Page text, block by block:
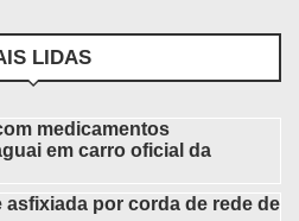
LIDAS
medicamentos
em carro oficial da
asfixiada por corda de rede de